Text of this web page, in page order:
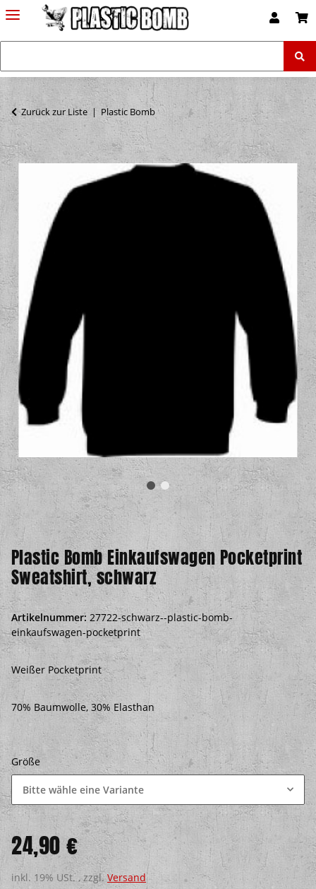
Zurück zur Liste Plastic Bomb
Plastic Bomb Einkaufswagen Pocketprint
Sweatshirt, schwarz
Artikelnummer: 27722-schwarz--plastic-bomb-
einkaufswagen-pocketprint
Weißer Pocketprint
70% Baumwolle, 30% Elasthan
Größe
Bitte wähle eine Variante
24,90 €
inkl. 19% USt. , zzgl.Versand